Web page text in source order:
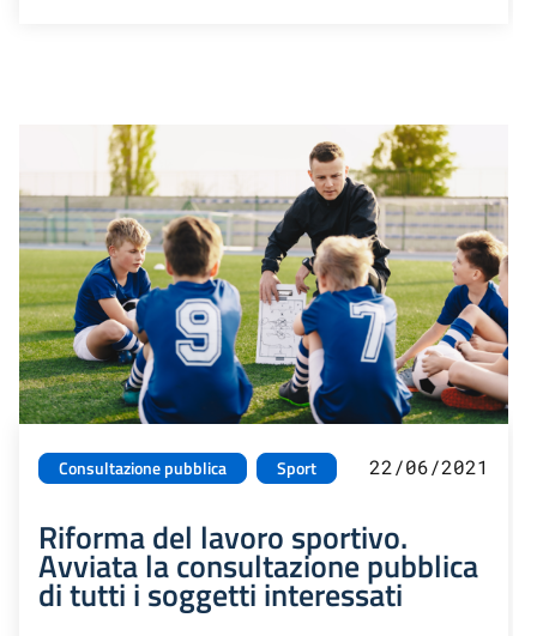
Consultazione pubblica Sport 22/06/2021
Riforma del lavoro sportivo.
Avviata la consultazione pubblica
di tutti i soggetti interessati